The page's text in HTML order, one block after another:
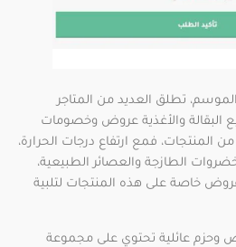
تطلق العديد من المتاجر
البقالة والأغذية عروض وخصومات
فمع ارتفاع درجات الحرارة،
الطازجة والعصائر الطبيعية،
خاصة على هذه المنتجات لتلبية
وحزم عائلية تحتوي على مجموعة